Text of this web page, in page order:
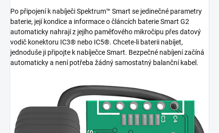
Po připojení k nabíječi Spektrum™ Smart se jedinečné parametry
baterie, její kondice a informace o článcích baterie Smart G2
automaticky nahrají z jejího paměťového mikročipu přes datový
vodič konektoru IC3® nebo IC5®. Chcete-li baterii nabíjet,
jednoduše ji připojte k nabíječce Smart. Bezpečné nabíjení začíná
automaticky a není potřeba žádný samostatný balanční kabel.